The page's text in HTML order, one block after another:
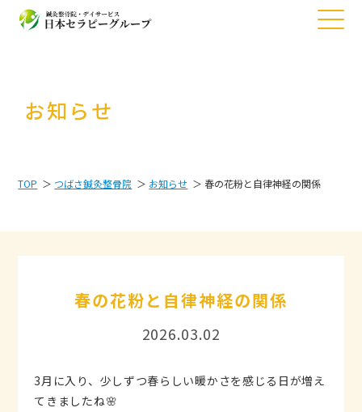
お知らせ
TOP つばさ鍼灸整骨院 お知らせ 春の花粉と自律神経の関係
春の花粉と自律神経の関係
2026.03.02
3月に入り、少しずつ春らしい暖かさを感じる日が増え
てきましたね🌸